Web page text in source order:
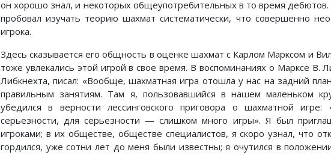
он хорошо знал, и некоторых общеупотребительных в то время дебютов.
пробовал изучать теорию шахмат систематически, что совершенно
игрока.
Здесь сказывается его общность в оценке шахмат с Карлом Марксом и
тоже увлекались этой игрой в свое время. В воспоминаниях о Марксе В.
Либкнехта, писал: «Вообще, шахматная игра отошла у нас на задний
правильным занятиям. Там я, пользовавшийся в нашем маленьком
убедился в верности лессинговского приговора о шахматной
серьезности, для серьезности — слишком много игры». Я был
игроками; в их обществе, обществе специалистов, я скоро узнал, что
гордился, уже сотни лет до меня были известны; я очутился в